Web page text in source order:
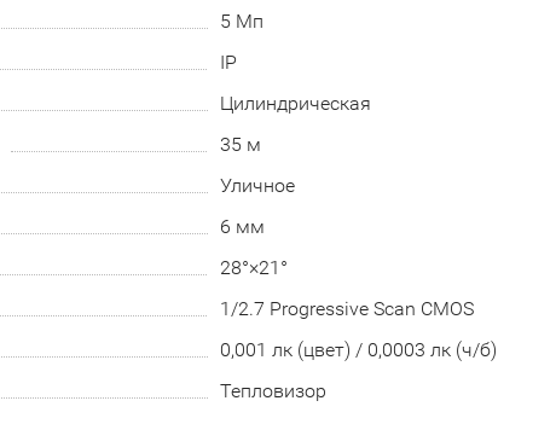
5 Мп
IP
Цилиндрическая
35 м
Уличное
6 мм
28°×21°
1/2.7 Progressive Scan CMOS
0,001 лк (цвет) / 0,0003 лк (ч/б)
Тепловизор